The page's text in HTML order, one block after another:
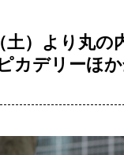
土）より丸の
カデリーほ